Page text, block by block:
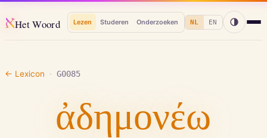
אHet Woord Lezen Studeren Onderzoeken NL EN
← Lexicon · G0085
ἀδημονέω